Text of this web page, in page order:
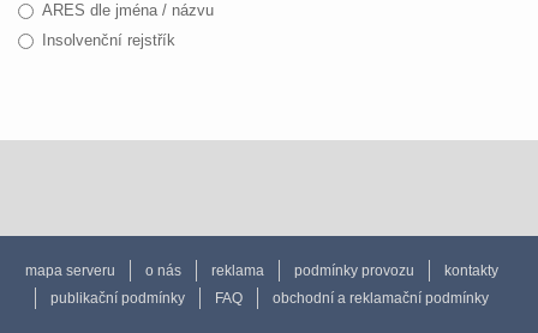
ARES dle jména / názvu
Insolvenční rejstřík
mapa serveru o nás reklama podmínky provozu
kontakty
publikační podmínky
FAQ obchodní a reklamační podmínky